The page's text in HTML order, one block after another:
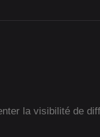
la visibilité de